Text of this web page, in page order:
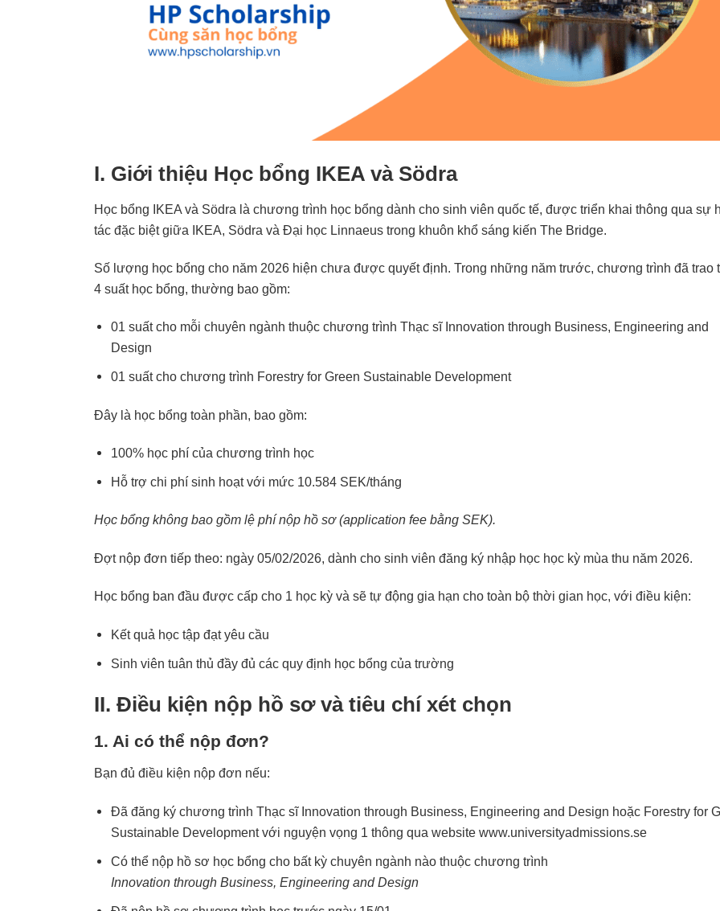
I. Giới thiệu Học bổng IKEA và Södra
Học bổng IKEA và Södra là chương trình học bổng dành cho sinh viên quốc tế, được triển khai thông qua sự
tác đặc biệt giữa IKEA, Södra và Đại học Linnaeus trong khuôn khổ sáng kiến The Bridge.
Số lượng học bổng cho năm 2026 hiện chưa được quyết định. Trong những năm trước, chương trình đã trao
4 suất học bổng, thường bao gồm:
01 suất cho mỗi chuyên ngành thuộc chương trình Thạc sĩ Innovation through Business, Engineering and
Design
01 suất cho chương trình Forestry for Green Sustainable Development
Đây là học bổng toàn phần, bao gồm:
100% học phí của chương trình học
Hỗ trợ chi phí sinh hoạt với mức 10.584 SEK/tháng
Học bổng không bao gồm lệ phí nộp hồ sơ (application fee bằng SEK).
Đợt nộp đơn tiếp theo: ngày 05/02/2026, dành cho sinh viên đăng ký nhập học học kỳ mùa thu năm 2026.
Học bổng ban đầu được cấp cho 1 học kỳ và sẽ tự động gia hạn cho toàn bộ thời gian học, với điều kiện:
Kết quả học tập đạt yêu cầu
Sinh viên tuân thủ đầy đủ các quy định học bổng của trường
II. Điều kiện nộp hồ sơ và tiêu chí xét chọn
1. Ai có thể nộp đơn?
Bạn đủ điều kiện nộp đơn nếu:
Đã đăng ký chương trình Thạc sĩ Innovation through Business, Engineering and Design hoặc Forestry for
Sustainable Development với nguyện vọng 1 thông qua websitewww.universityadmissions.se
Có thể nộp hồ sơ học bổng cho bất kỳ chuyên ngành nào thuộc chương trình
Innovation through Business, Engineering and Design